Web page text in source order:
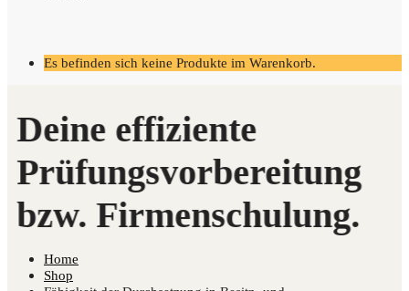
Es befinden sich keine Produkte im Warenkorb.
Home
Shop